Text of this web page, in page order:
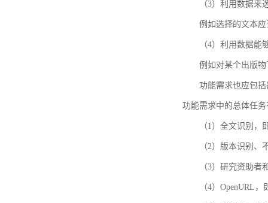
（3）利用数据来
例如选择的文本
（4）利用数据能
例如对某个出版
功能需求也应包括
功能需求中的总体任
（1）全文识别
（2）版本识别、
（3）研究资助者
（4）OpenURL